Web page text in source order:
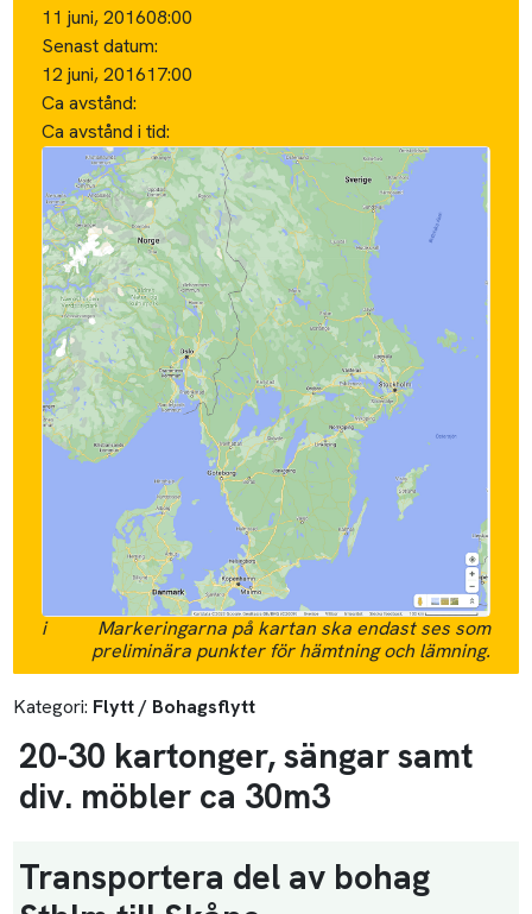
11 juni, 201608:00
Senast datum:
12 juni, 201617:00
Ca avstånd:
Ca avstånd i tid:
i
Markeringarna på kartan ska endast ses som
preliminära punkter för hämtning och lämning.
Kategori: Flytt / Bohagsflytt
20-30 kartonger, sängar samt
div. möbler ca 30m3
Transportera del av bohag